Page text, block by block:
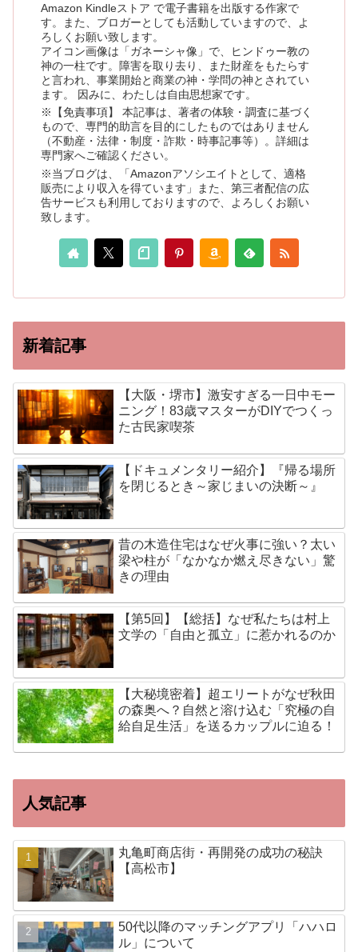
Amazon Kindleストア で電子書籍を出版する作家で
す。また、ブロガーとしても活動していますので、よ
ろしくお願い致します。
アイコン画像は「ガネーシャ像」で、ヒンドゥー教の
神の一柱です。障害を取り去り、また財産をもたらす
と言われ、事業開始と商業の神・学問の神とされてい
ます。 因みに、わたしは自由思想家です。
※【免責事項】 本記事は、著者の体験・調査に基づく
もので、専門的助言を目的にしたものではありません
（不動産・法律・制度・詐欺・時事記事等）。詳細は
専門家へご確認ください。
※当ブログは、「Amazonアソシエイトとして、適格
販売により収入を得ています」また、第三者配信の広
告サービスも利用しておりますので、よろしくお願い
致します。
新着記事
【大阪・堺市】激安すぎる一日中モー
ニング！83歳マスターがDIYでつくっ
た古民家喫茶
【ドキュメンタリー紹介】『帰る場所
を閉じるとき～家じまいの決断～』
昔の木造住宅はなぜ火事に強い？太い
梁や柱が「なかなか燃え尽きない」驚
きの理由
【第5回】【総括】なぜ私たちは村上
文学の「自由と孤立」に惹かれるのか
【大秘境密着】超エリートがなぜ秋田
の森奥へ？自然と溶け込む「究極の自
給自足生活」を送るカップルに迫る！
人気記事
丸亀町商店街・再開発の成功の秘訣
【高松市】
50代以降のマッチングアプリ「ハハロ
ル」について